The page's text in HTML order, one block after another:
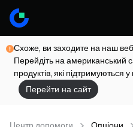
Схоже, ви заходите на наш
Перейдіть на американський
продуктів, які підтримуються
Перейти на сайт